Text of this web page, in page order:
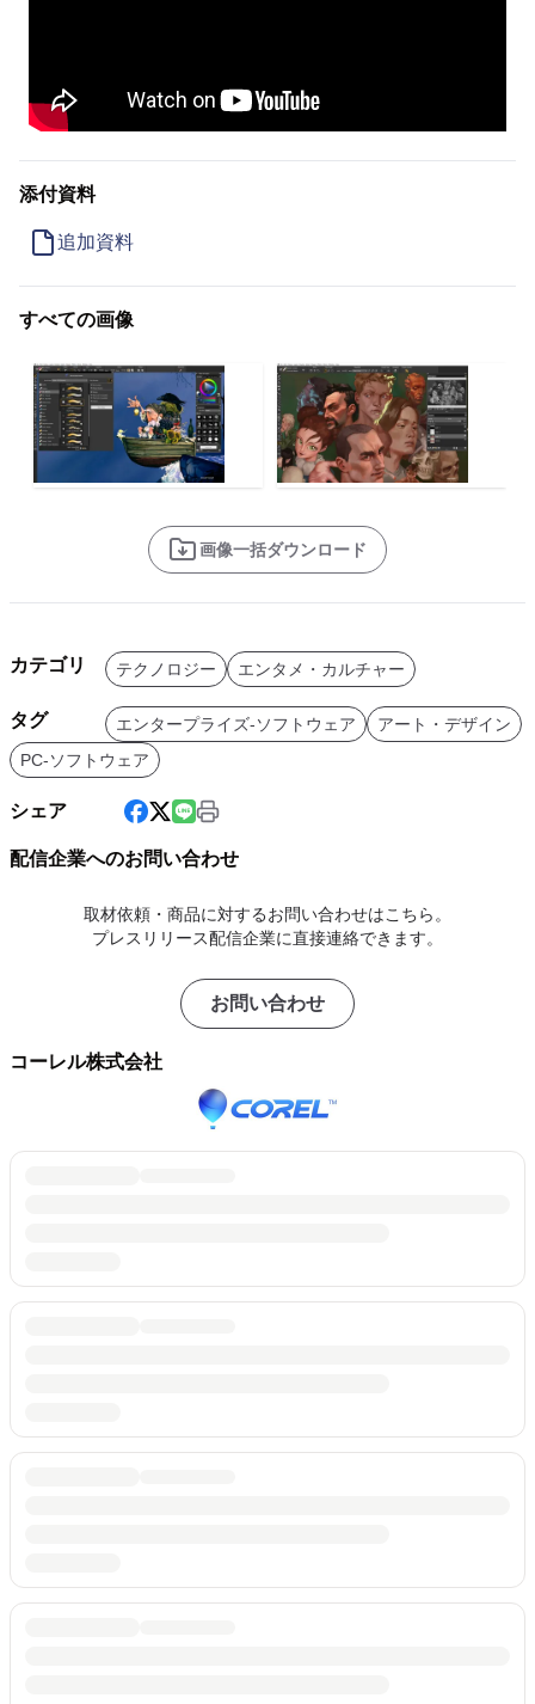
添付資料
追加資料
すべての画像
画像一括ダウンロード
カテゴリ テクノロジー エンタメ・カルチャー
タグ エンタープライズ-ソフトウェア
アート・デザイン
PC-ソフトウェア
シェア
配信企業へのお問い合わせ
取材依頼・商品に対するお問い合わせはこちら。
プレスリリース配信企業に直接連絡できます。
お問い合わせ
コーレル株式会社